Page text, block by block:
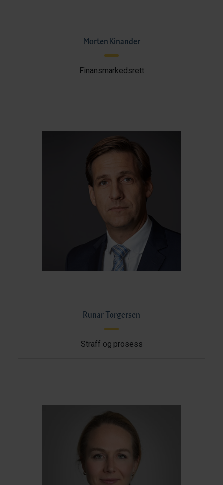
Morten Kinander
Finansmarkedsrett
Runar Torgersen
Straff og prosess